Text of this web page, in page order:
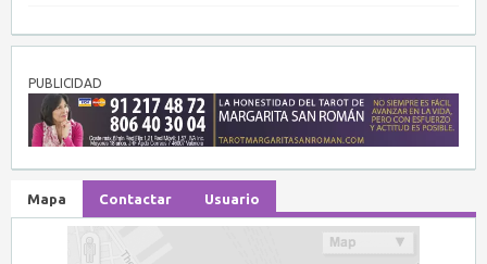
PUBLICIDAD
Mapa Contactar Usuario